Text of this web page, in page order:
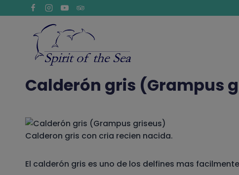
al
contenido
Calderón gris (Grampus
Calderon gris con cria recien nacida.
El calderón gris es uno de los delfines mas